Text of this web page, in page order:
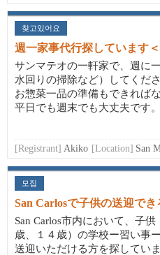
찾고있어요
週一家事代行探しています
サンマテオの一軒家で、週に
水回りの掃除など）してくだ
お惣菜一品の準備もできれば
平日でも週末でも大丈夫です
[Registrant] Akiko [Location] San
모집
San Carlosで子供の送迎で
San Carlos市内において、子供
歳、１４歳）の学校ー習い事
送迎いただける方を探していま